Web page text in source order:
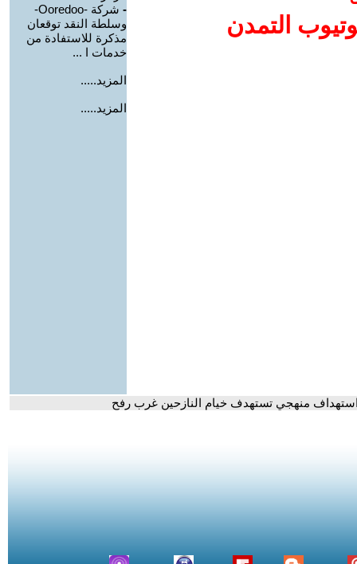
التمدن
-
شركة -Ooredoo-
وسلطة النقد توقعان
مذكرة للاستفادة من
خدمات ا ...
المزيد.....
المزيد.....
استهداف منهجي تستهدف خيام النازحين غرب رفح